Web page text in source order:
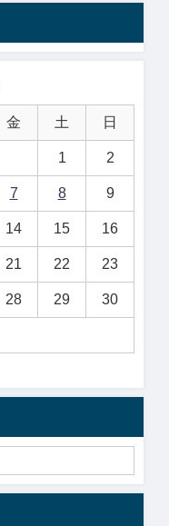
金 土 日
1 2
7 8 9
14 15 16
21 22 23
28 29 30